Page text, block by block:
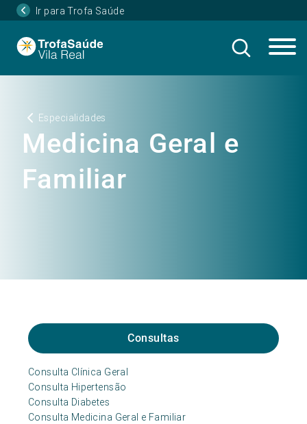
Ir para Trofa Saúde
Especialidades
Medicina Geral e
Familiar
Consultas
Consulta Clínica Geral
Consulta Hipertensão
Consulta Diabetes
Consulta Medicina Geral e Familiar